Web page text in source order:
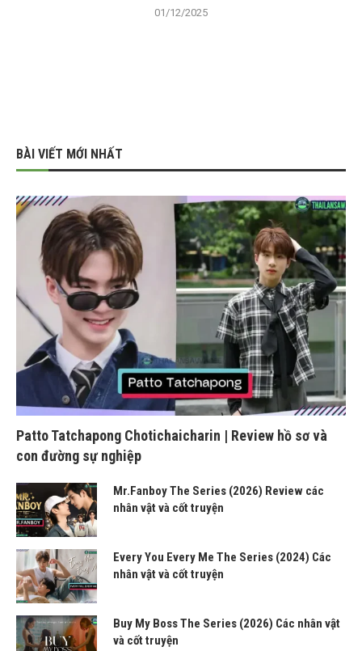
01/12/2025
BÀI VIẾT MỚI NHẤT
Patto Tatchapong Chotichaicharin | Review hồ sơ và
con đường sự nghiệp
Mr.Fanboy The Series (2026) Review các
nhân vật và cốt truyện
Every You Every Me The Series (2024) Các
nhân vật và cốt truyện
Buy My Boss The Series (2026) Các nhân vật
và cốt truyện